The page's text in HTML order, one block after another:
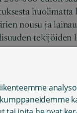
nousu ja
tekijöiden